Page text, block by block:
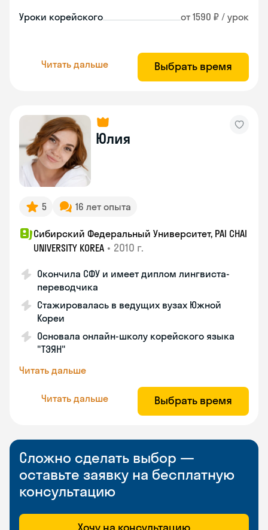
Уроки корейского от 1590 ₽ / урок
Читать дальше Выбрать время
Юлия
5 16 лет опыта
Сибирский Федеральный Университет, PAI CHAI
UNIVERSITY KOREA • 2010 г.
Окончила СФУ и имеет диплом лингвиста-
переводчика
Стажировалась в ведущих вузах Южной
Кореи
Основала онлайн-школу корейского языка
"ТЭЯН"
Читать дальше
Читать дальше Выбрать время
Сложно сделать выбор —
оставьте заявку на бесплатную
консультацию